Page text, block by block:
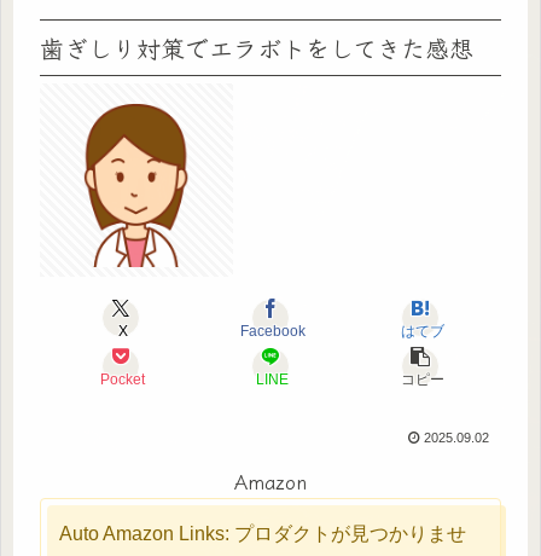
歯ぎしり対策でエラボトをしてきた感想
X Facebook はてブ
Pocket LINE コピー
2025.09.02
Amazon
Auto Amazon Links: プロダクトが見つかりませ